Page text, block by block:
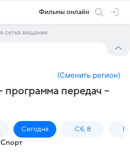
Фильмы онлайн
сетка вещания
(Сменить регион)
передач –
Сегодня Сб, 8
Спорт